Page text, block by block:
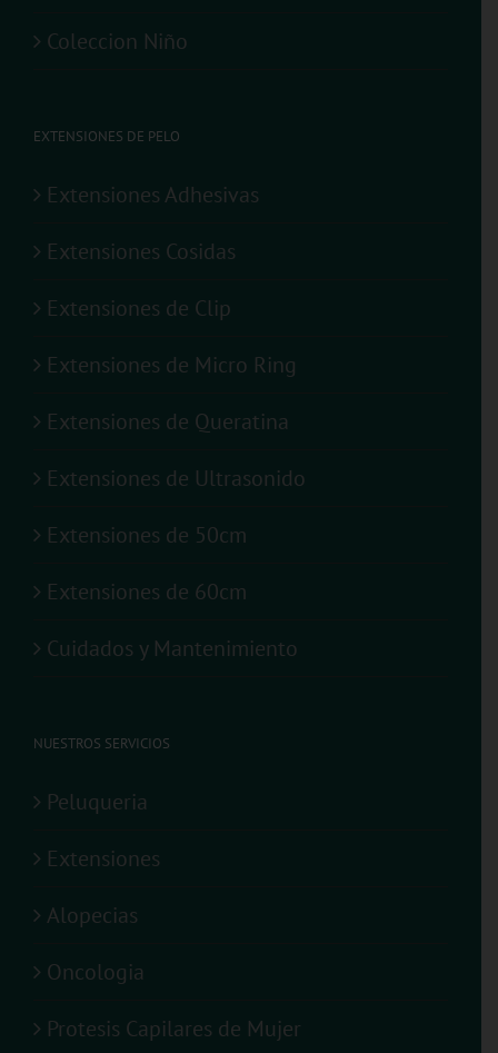
Coleccion Niño
EXTENSIONES DE PELO
Extensiones Adhesivas
Extensiones Cosidas
Extensiones de Clip
Extensiones de Micro Ring
Extensiones de Queratina
Extensiones de Ultrasonido
Extensiones de 50cm
Extensiones de 60cm
Cuidados y Mantenimiento
NUESTROS SERVICIOS
Peluqueria
Extensiones
Alopecias
Oncologia
Protesis Capilares de Mujer